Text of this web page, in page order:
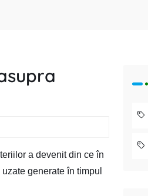
a devenit din ce în
generate în timpul